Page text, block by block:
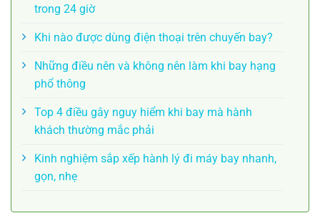
trong 24 giờ
Khi nào được dùng điện thoại trên chuyến bay?
Những điều nên và không nên làm khi bay hạng
phổ thông
Top 4 điều gây nguy hiểm khi bay mà hành
khách thường mắc phải
Kinh nghiệm sắp xếp hành lý đi máy bay nhanh,
gọn, nhẹ